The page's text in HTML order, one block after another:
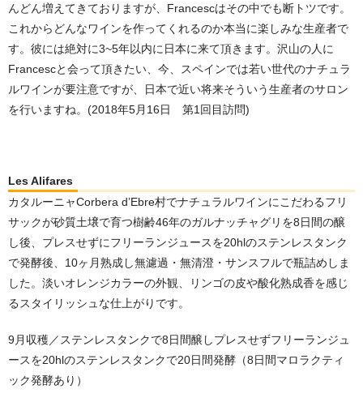
んどん増えてきておりますが、Francescはその中でも断トツです。
これからどんなワインを作ってくれるのか本当に楽しみな生産者で
す。彼には絶対に3~5年以内に日本に来て頂きます。沢山の人に
Francescと会って頂きたい、今、スペインでは若い世代のナチュラ
ルワインが要注意ですが、日本で近い将来そういう生産者のサロン
を行いますね。(2018年5月16日 第1回目訪問)
Les Alifares
カタルーニャCorbera d’Ebre村でナチュラルワインにこだわるフリ
サックが砂質土壌で育つ樹齢46年のガルナッチャグリを8日間の醸
し後、プレスせずにフリーランジュースを20hlのステンレスタンク
で発酵後、10ヶ月熟成し無濾過・無清澄・サンスフルで瓶詰めしま
した。淡いオレンジカラーの外観、リンゴの皮や酸化熟成香を感じ
るスタイリッシュな仕上がりです。
9月収穫／ステンレスタンクで8日間醸しプレスせずフリーランジュ
ースを20hlのステンレスタンクで20日間発酵（8日間マロラクティ
ック発酵あり）